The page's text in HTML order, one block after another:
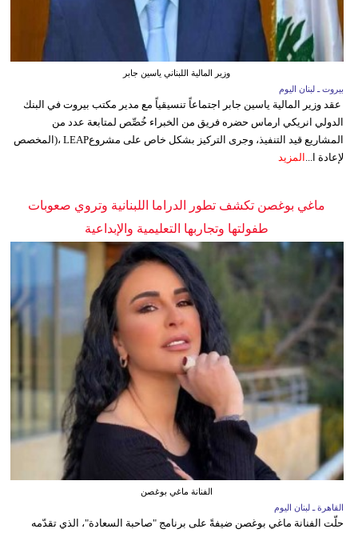
وزير المالية اللبناني ياسين جابر
بيروت ـ لبنان اليوم
عقد وزير المالية ياسين جابر اجتماعاً تنسيقياً مع مدير مكتب بيروت في البنك
الدولي انريكي ارماس حضره فريق من الخبراء خُصِّص لمتابعة عدد من
المشاريع قيد التنفيذ، وجرى التركيز بشكل خاص على مشروعLEAP ،(المخصص
لإعادة ا... المزيد
ماغي بوغصن تكشف تطور الدراما اللبنانية وتروي صعوبات
طفولتها وتجاربها التعليمية والإبداعية
الفنانة ماغي بوغصن
القاهرة ـ لبنان اليوم
حلّت الفنانة ماغي بوغصن ضيفةً على برنامج "صاحبة السعادة"، الذي تقدّمه